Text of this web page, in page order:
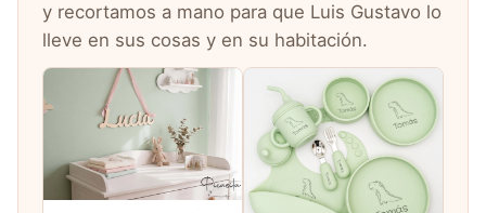
y recortamos a mano para que Luis Gustavo lo
lleve en sus cosas y en su habitación.